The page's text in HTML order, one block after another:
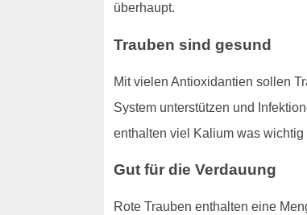
überhaupt.
Trauben sind gesund
Mit vielen Antioxidantien sollen
System unterstützen und
enthalten viel Kalium was
Gut für die Verdauung
Rote Trauben enthalten eine